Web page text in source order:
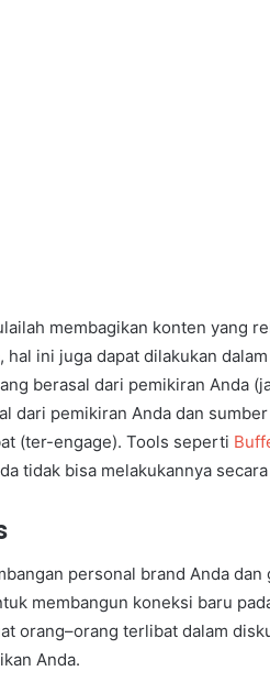
membagikan konten yang
ini juga dapat dilakukan
berasal dari pemikiran Anda
dari pemikiran Anda dan
(ter-engage). Tools seperti
tidak bisa melakukannya
personal brand Anda dan
membangun koneksi baru
orang–orang terlibat dalam
Anda.